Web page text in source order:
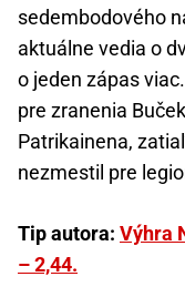
sedembodového
aktuálne vedia o
o jeden zápas
pre zranenia
Patrikainena,
nezmestil pre
Tip autora: Výhra
– 2,44.